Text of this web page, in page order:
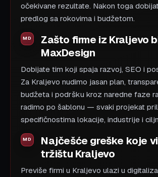
očekivane rezultate. Nakon toga
predlog sa rokovima i budžetom.
Zašto firme iz Kraljevo
MaxDesign
Dobijate tim koji spaja razvoj, SEO i
Za Kraljevo nudimo jasan plan,
budžeta i podršku kroz naredne faze
radimo po šablonu — svaki projekat
specifičnostima lokacije, industrije i
Najčešće greške koje
tržištu Kraljevo
Previše firmi u Kraljevo ulazi u